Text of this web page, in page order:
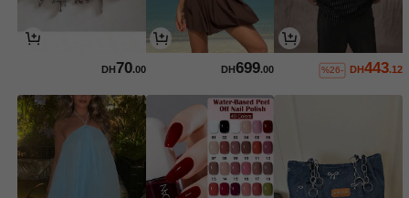
DH443.12
%26-
DH699.00
DH70.00